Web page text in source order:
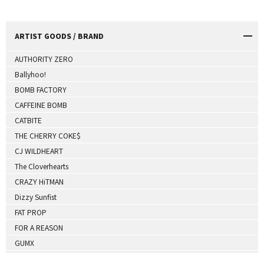
ARTIST GOODS / BRAND
AUTHORITY ZERO
Ballyhoo!
BOMB FACTORY
CAFFEINE BOMB
CATBITE
THE CHERRY COKE$
CJ WILDHEART
The Cloverhearts
CRAZY HiTMAN
Dizzy Sunfist
FAT PROP
FOR A REASON
GUMX